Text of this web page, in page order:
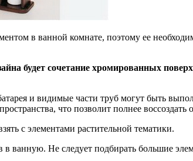
в ванной комнате, поэтому ее
будет сочетание хромированных
и видимые части труб могут быть
что позволит полнее
с элементами растительной тематики.
ванную. Не следует подбирать большие